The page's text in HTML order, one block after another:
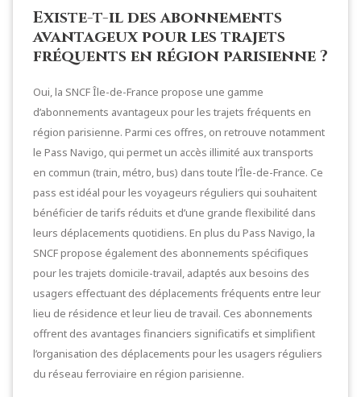
Existe-t-il des abonnements
avantageux pour les trajets
fréquents en région parisienne ?
Oui, la SNCF Île-de-France propose une gamme
d’abonnements avantageux pour les trajets fréquents en
région parisienne. Parmi ces offres, on retrouve notamment
le Pass Navigo, qui permet un accès illimité aux transports
en commun (train, métro, bus) dans toute l’Île-de-France. Ce
pass est idéal pour les voyageurs réguliers qui souhaitent
bénéficier de tarifs réduits et d’une grande flexibilité dans
leurs déplacements quotidiens. En plus du Pass Navigo, la
SNCF propose également des abonnements spécifiques
pour les trajets domicile-travail, adaptés aux besoins des
usagers effectuant des déplacements fréquents entre leur
lieu de résidence et leur lieu de travail. Ces abonnements
offrent des avantages financiers significatifs et simplifient
l’organisation des déplacements pour les usagers réguliers
du réseau ferroviaire en région parisienne.